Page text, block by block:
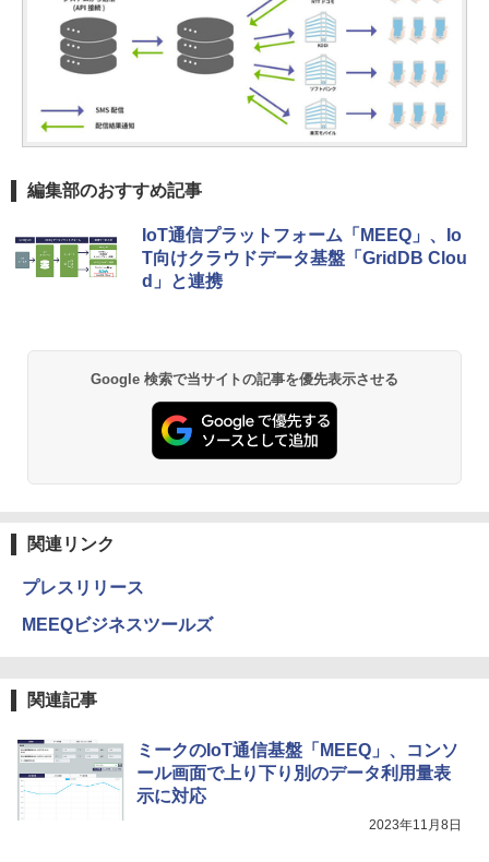
編集部のおすすめ記事
IoT通信プラットフォーム「MEEQ」、Io
T向けクラウドデータ基盤「GridDB Clou
d」と連携
Google 検索で当サイトの記事を優先表示させる
関連リンク
プレスリリース
MEEQビジネスツールズ
関連記事
ミークのIoT通信基盤「MEEQ」、コンソ
ール画面で上り下り別のデータ利用量表
示に対応
2023年11月8日